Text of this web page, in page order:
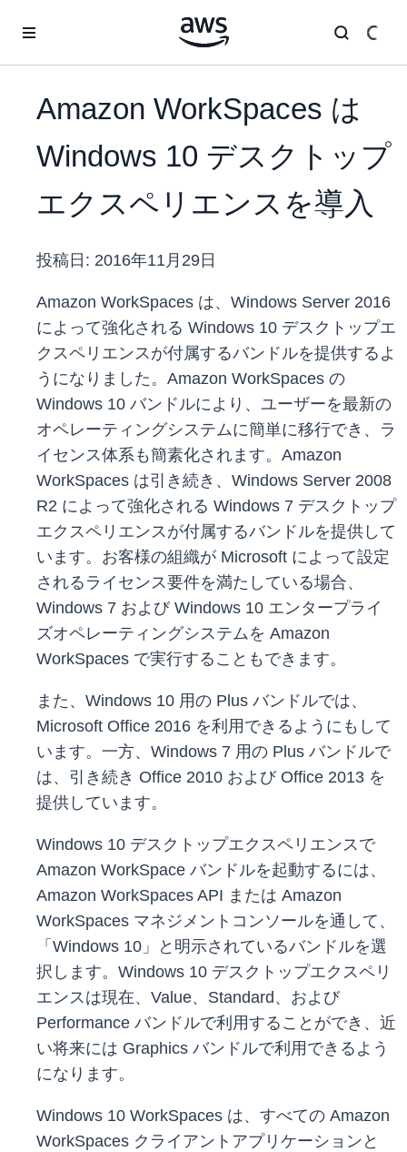
Amazon WorkSpaces は
Windows 10 デスクトップ
エクスペリエンスを導入
投稿日: 2016年11月29日
Amazon WorkSpaces は、Windows Server 2016
によって強化される Windows 10 デスクトップエ
クスペリエンスが付属するバンドルを提供するよ
うになりました。Amazon WorkSpaces の
Windows 10 バンドルにより、ユーザーを最新の
オペレーティングシステムに簡単に移行でき、ラ
イセンス体系も簡素化されます。Amazon
WorkSpaces は引き続き、Windows Server 2008
R2 によって強化される Windows 7 デスクトップ
エクスペリエンスが付属するバンドルを提供して
います。お客様の組織が Microsoft によって設定
されるライセンス要件を満たしている場合、
Windows 7 および Windows 10 エンタープライ
ズオペレーティングシステムを Amazon
WorkSpaces で実行することもできます。
また、Windows 10 用の Plus バンドルでは、
Microsoft Office 2016 を利用できるようにもして
います。一方、Windows 7 用の Plus バンドルで
は、引き続き Office 2010 および Office 2013 を
提供しています。
Windows 10 デスクトップエクスペリエンスで
Amazon WorkSpace バンドルを起動するには、
Amazon WorkSpaces API または Amazon
WorkSpaces マネジメントコンソールを通して、
「Windows 10」と明示されているバンドルを選
択します。Windows 10 デスクトップエクスペリ
エンスは現在、Value、Standard、および
Performance バンドルで利用することができ、近
い将来には Graphics バンドルで利用できるよう
になります。
Windows 10 WorkSpaces は、すべての Amazon
WorkSpaces クライアントアプリケーションと